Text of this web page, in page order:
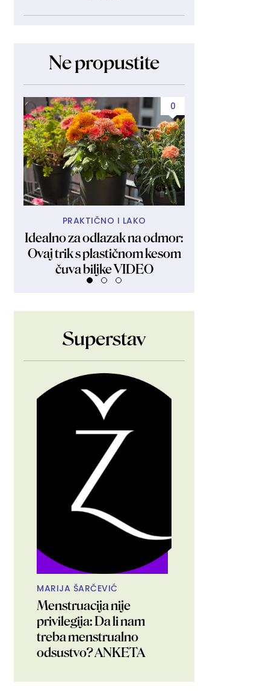
Ne propustite
0
PRAKTIČNO I LAKO
Idealno za odlazak na odmor:
Ovaj trik s plastičnom kesom
čuva biljke VIDEO
Superstav
MARIJA ŠARČEVIĆ
Menstruacija nije
privilegija: Da li nam
treba menstrualno
odsustvo? ANKETA